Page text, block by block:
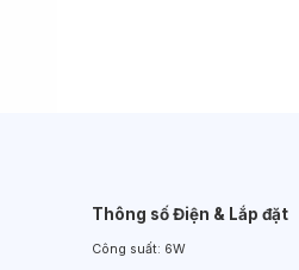
Thông số Điện & Lắp đặt
Công suất: 6W